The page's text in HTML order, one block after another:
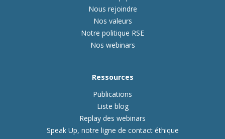
Nous rejoindre
Nos valeurs
Notre politique RSE
Nos webinars
Ressources
Publications
Liste blog
Replay des webinars
Speak Up, notre ligne de contact éthique